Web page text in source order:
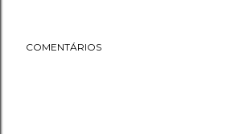
COMENTÁRIOS